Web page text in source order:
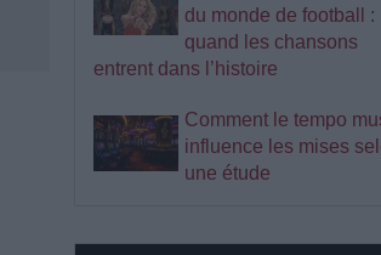
du monde de football :
quand les chansons
entrent dans l’histoire
Comment le tempo
influence les mises
une étude